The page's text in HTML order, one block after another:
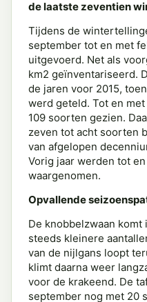
de laatste zeventien
Tijdens de
september tot en met
uitgevoerd. Net als
km2 geïnventariseerd.
de jaren voor 2015,
werd geteld. Tot en
109 soorten gezien.
zeven tot acht soorten
van afgelopen
Vorig jaar werden tot
waargenomen.
Opvallende
De knobbelzwaan
steeds kleinere
van de nijlgans loopt
klimt daarna weer
voor de krakeend. De
september nog met 20